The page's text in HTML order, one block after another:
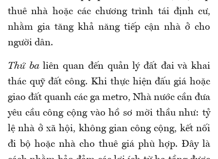
thuê nhà hoặc các chương trình tái định cư,
nhằm gia tăng khả năng tiếp cận nhà ở cho
người dân.
Thứ baliên quan đến quản lý đất đai và khai
thác quỹ đất công. Khi thực hiện đấu giá hoặc
giao đất quanh các ga metro, Nhà nước cần đưa
yêu cầu công cộng vào hồ sơ mời thầu như: tỷ
lệ nhà ở xã hội, không gian công cộng, kết nối
đi bộ hoặc nhà cho thuê giá phù hợp. Đây là